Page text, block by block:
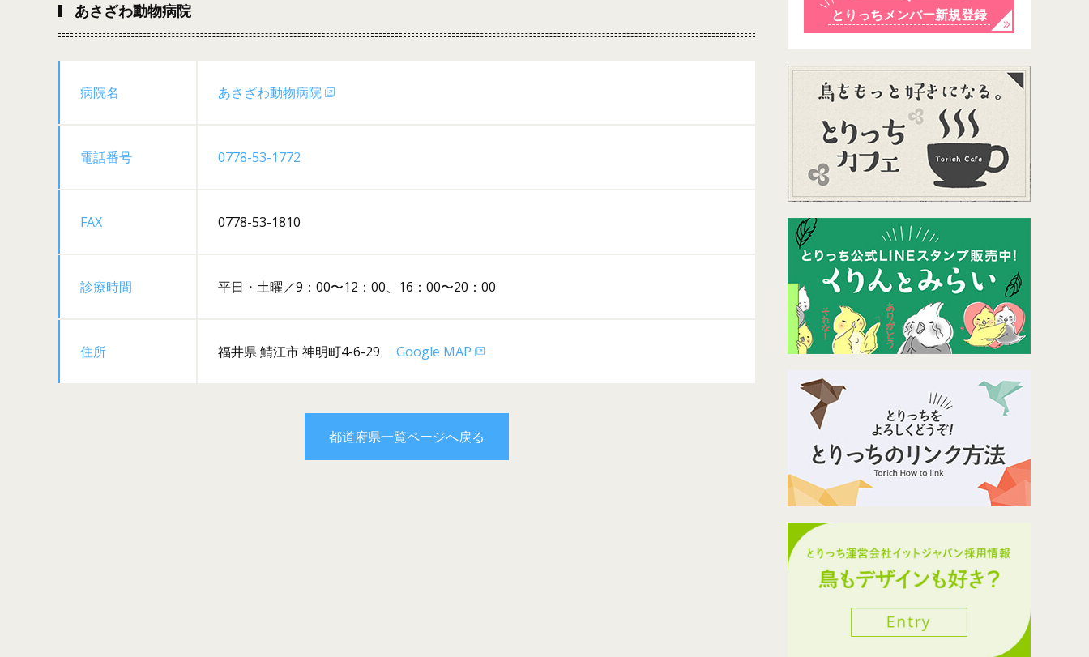
あさざわ動物病院
病院名 あさざわ動物病院
電話番号 0778-53-1772
FAX 0778-53-1810
診療時間 平日・土曜／9：00〜12：00、16：00〜20：00
住所 福井県 鯖江市 神明町4-6-29 Google MAP
都道府県一覧ページへ戻る
とりっちメンバー新規登録